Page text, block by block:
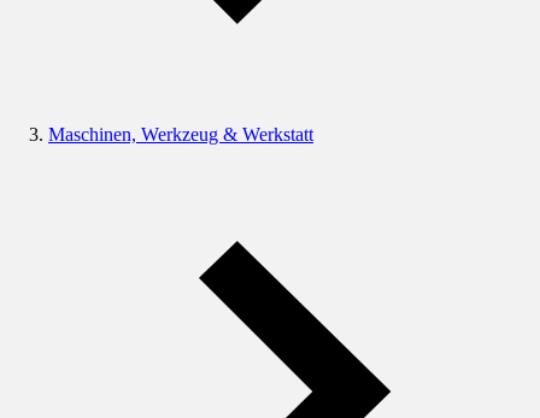
Maschinen, Werkzeug & Werkstatt